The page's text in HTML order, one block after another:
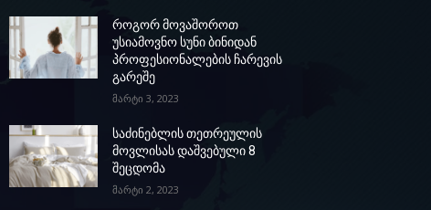
როგორ მოვაშოროთ
უსიამოვნო სუნი ბინიდან
პროფესიონალების ჩარევის
გარეშე
მარტი 3, 2023
საძინებლის თეთრეულის
მოვლისას დაშვებული 8
შეცდომა
მარტი 2, 2023